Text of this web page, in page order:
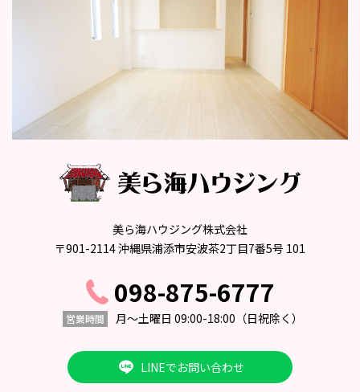
美ら海ハウジング株式会社
〒901-2114 沖縄県浦添市安波茶2丁目7番5号 101
098-875-6777
営業時間 月〜土曜日 09:00-18:00 （日祝除く）
LINEでお問い合わせ